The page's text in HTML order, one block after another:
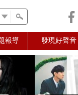
報導 發現好聲音